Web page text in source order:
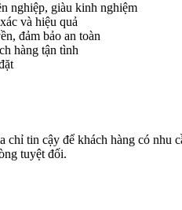
nghiệp, giàu kinh nghiệm
và hiệu quả
đảm bảo an toàn
hàng tận tình
tin cậy để khách hàng có nhu
tuyệt đối.